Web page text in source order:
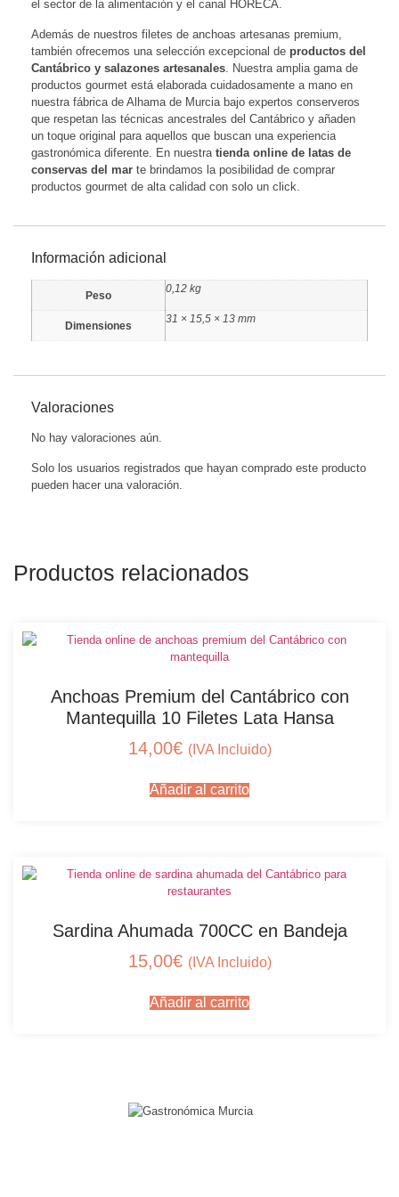
el sector de la alimentación y el canal HORECA.
Además de nuestros filetes de anchoas artesanas premium,
también ofrecemos una selección excepcional de productos del
Cantábrico y salazones artesanales. Nuestra amplia gama de
productos gourmet está elaborada cuidadosamente a mano en
nuestra fábrica de Alhama de Murcia bajo expertos conserveros
que respetan las técnicas ancestrales del Cantábrico y añaden
un toque original para aquellos que buscan una experiencia
gastronómica diferente. En nuestra tienda online de latas de
conservas del mar te brindamos la posibilidad de comprar
productos gourmet de alta calidad con solo un click.
Información adicional
Peso
0,12 kg
Dimensiones
31 × 15,5 × 13 mm
Valoraciones
No hay valoraciones aún.
Solo los usuarios registrados que hayan comprado este producto
pueden hacer una valoración.
Productos relacionados
Anchoas Premium del Cantábrico con
Mantequilla 10 Filetes Lata Hansa
14,00€ (IVA Incluido)
Añadir al carrito
Sardina Ahumada 700CC en Bandeja
15,00€ (IVA Incluido)
Añadir al carrito